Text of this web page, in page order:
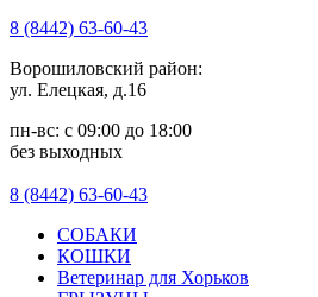
8 (8442) 63-60-43
Ворошиловский район:
ул. Елецкая, д.16
пн-вс: с 09:00 до 18:00
без выходных
8 (8442) 63-60-43
СОБАКИ
КОШКИ
Ветеринар для Хорьков